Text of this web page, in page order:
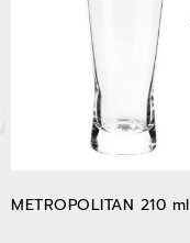
METROPOLITAN 210 ml